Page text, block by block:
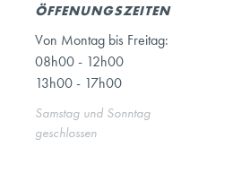
ÖFFENUNGSZEITEN
Von Montag bis Freitag:
08h00 - 12h00
13h00 - 17h00
Samstag und Sonntag
geschlossen